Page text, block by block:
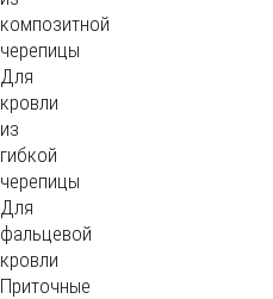
композитной
черепицы
Для
кровли
из
гибкой
черепицы
Для
фальцевой
кровли
Приточные